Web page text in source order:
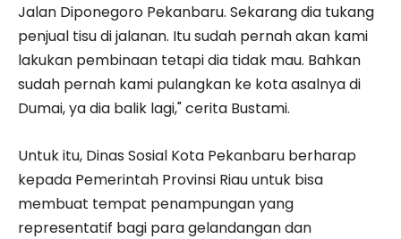
Jalan Diponegoro Pekanbaru. Sekarang dia tukang
penjual tisu di jalanan. Itu sudah pernah akan kami
lakukan pembinaan tetapi dia tidak mau. Bahkan
sudah pernah kami pulangkan ke kota asalnya di
Dumai, ya dia balik lagi," cerita Bustami.
Untuk itu, Dinas Sosial Kota Pekanbaru berharap
kepada Pemerintah Provinsi Riau untuk bisa
membuat tempat penampungan yang
representatif bagi para gelandangan dan